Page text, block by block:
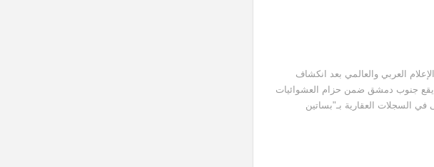
العربي والعالمي بعد انكشاف
يقع جنوب دمشق ضمن حزام العشوائيات
السجلات العقارية بـ"بساتين